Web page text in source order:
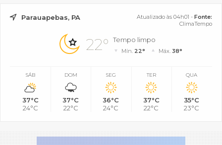
Parauapebas, PA Atualizado às 04h01 - Fonte:
ClimaTempo
22° Tempo limpo
Mín. 22° Máx. 38°
SÁB
37°C
24°C
DOM
37°C
22°C
SEG
36°C
24°C
TER
37°C
22°C
QUA
35°C
23°C